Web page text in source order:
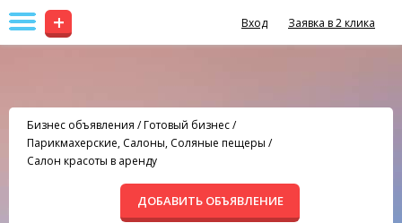
+ Вход Заявка в 2 клика
Бизнес объявления /Готовый бизнес/
Парикмахерские, Салоны, Соляные пещеры /
Салон красоты в аренду
ДОБАВИТЬ ОБЪЯВЛЕНИЕ